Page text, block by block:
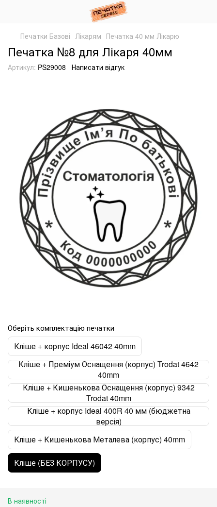
Печатки Базові Лікарям Печатка 40 мм Лікарю
Печатка №8 для Лікаря 40мм
Артикул: PS29008 Написати відгук
Оберіть комплектацію печатки
Кліше + корпус Ideal 46042 40mm
Кліше + Преміум Оснащення (корпус) Trodat 4642
40mm
Кліше + Кишенькова Оснащення (корпус) 9342
Trodat 40mm
Кліше + корпус Ideal 400R 40 мм (бюджетна
версія)
Кліше + Кишенькова Металева (корпус) 40mm
Кліше (БЕЗ КОРПУСУ)
В наявності